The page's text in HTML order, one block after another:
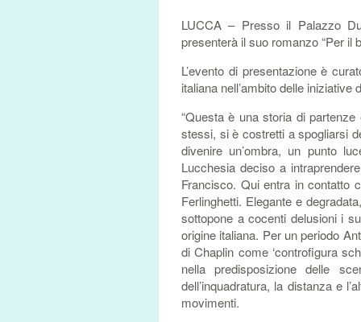
LUCCA – Presso il Palazzo
presenterà il suo romanzo “Per il
L’evento di presentazione è
italiana nell’ambito delle iniziative
“Questa è una storia di
stessi, si è costretti a spogliarsi
divenire un’ombra, un punto
Lucchesia deciso a
Francisco. Qui entra in contatto
Ferlinghetti. Elegante e
sottopone a cocenti delusioni i
origine italiana. Per un periodo
di Chaplin come ‘controfigura
nella predisposizione delle
dell’inquadratura, la distanza e
movimenti.